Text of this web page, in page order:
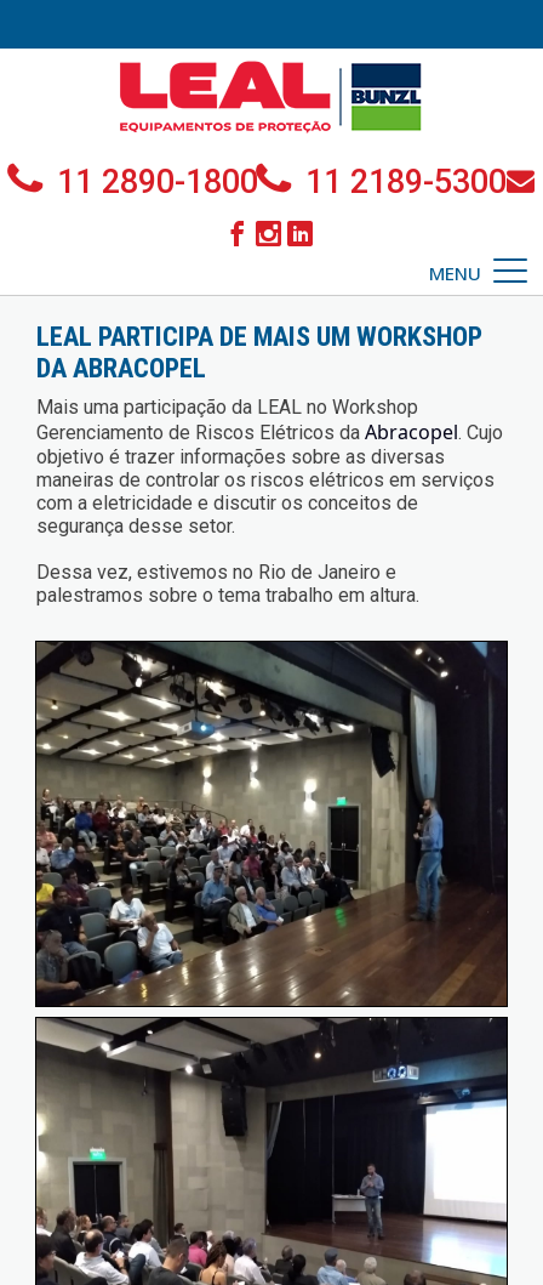
11 2890-1800 11 2189-5300
MENU
LEAL PARTICIPA DE MAIS UM WORKSHOP
DA ABRACOPEL
Mais uma participação da LEAL no Workshop
Gerenciamento de Riscos Elétricos da Abracopel. Cujo
objetivo é trazer informações sobre as diversas
maneiras de controlar os riscos elétricos em serviços
com a eletricidade e discutir os conceitos de
segurança desse setor.
Dessa vez, estivemos no Rio de Janeiro e
palestramos sobre o tema trabalho em altura.